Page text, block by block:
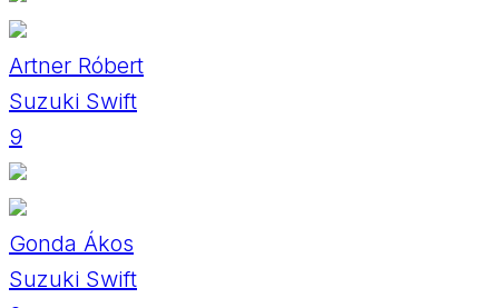
Artner Róbert
Suzuki Swift
9
Gonda Ákos
Suzuki Swift